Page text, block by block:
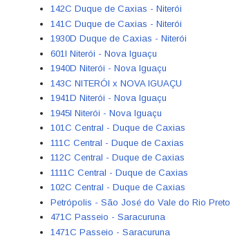
142C Duque de Caxias - Niterói
141C Duque de Caxias - Niterói
1930D Duque de Caxias - Niterói
601I Niterói - Nova Iguaçu
1940D Niterói - Nova Iguaçu
143C NITERÓI x NOVA IGUAÇU
1941D Niterói - Nova Iguaçu
1945I Niterói - Nova Iguaçu
101C Central - Duque de Caxias
111C Central - Duque de Caxias
112C Central - Duque de Caxias
1111C Central - Duque de Caxias
102C Central - Duque de Caxias
Petrópolis - São José do Vale do Rio Preto
471C Passeio - Saracuruna
1471C Passeio - Saracuruna